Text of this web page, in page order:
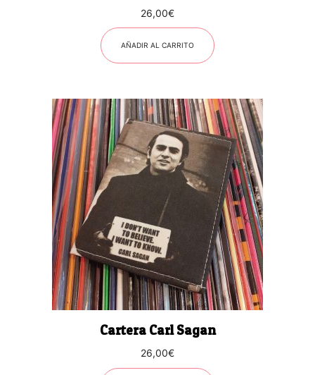
26,00€
AÑADIR AL CARRITO
Cartera Carl Sagan
26,00€